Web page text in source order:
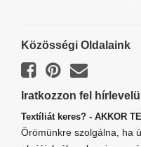
Közösségi Oldalaink
Iratkozzon fel
Textíliát keres? - AKKOR
Örömünkre szolgálna, ha